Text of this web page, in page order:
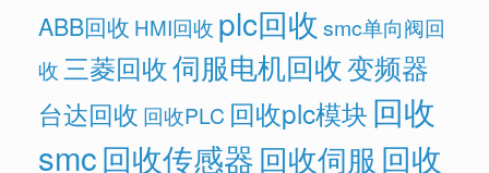
ABB回收 HMI回收 plc回收 smc单向阀回
收三菱回收伺服电机回收变频器
台达回收 回收PLC 回收plc模块 回收
smc回收传感器回收伺服 回收